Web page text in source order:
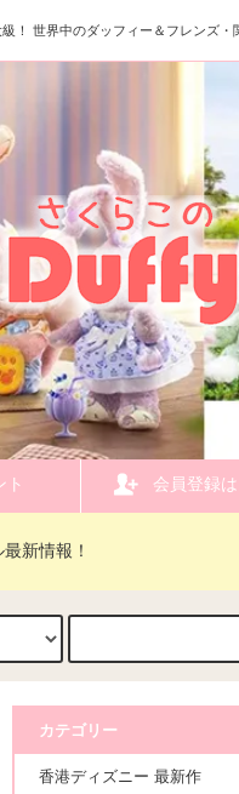
！ 世界中のダッフィー＆フレンズ・
ト 会員登録
新情報！
カテゴリー
香港ディズニー 最新作